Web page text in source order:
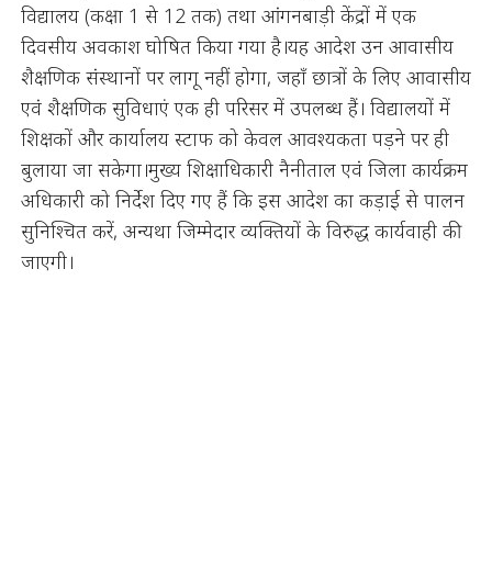
विद्यालय (कक्षा 1 से 12 तक) तथा आंगनबाड़ी केंद्रों में एक
दिवसीय अवकाश घोषित किया गया है।यह आदेश उन आवासीय
शैक्षणिक संस्थानों पर लागू नहीं होगा, जहाँ छात्रों के लिए आवासीय
एवं शैक्षणिक सुविधाएं एक ही परिसर में उपलब्ध हैं। विद्यालयों में
शिक्षकों और कार्यालय स्टाफ को केवल आवश्यकता पड़ने पर ही
बुलाया जा सकेगा।मुख्य शिक्षाधिकारी नैनीताल एवं जिला कार्यक्रम
अधिकारी को निर्देश दिए गए हैं कि इस आदेश का कड़ाई से पालन
सुनिश्चित करें, अन्यथा जिम्मेदार व्यक्तियों के विरुद्ध कार्यवाही की
जाएगी।